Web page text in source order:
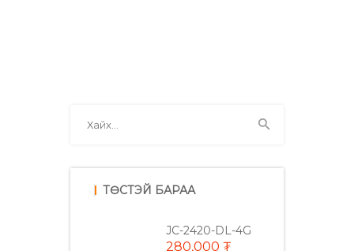
ТӨСТЭЙ БАРАА
JC-2420-DL-4G
280,000 ₮